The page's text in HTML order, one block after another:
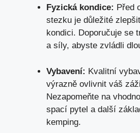
Fyzická kondice: Před
stezku je důležité
kondici. Doporučuje se
a síly, abyste zvládli
Vybavení: Kvalitní
výrazně ovlivnit váš
Nezapomeňte na
spací pytel a další
kemping.